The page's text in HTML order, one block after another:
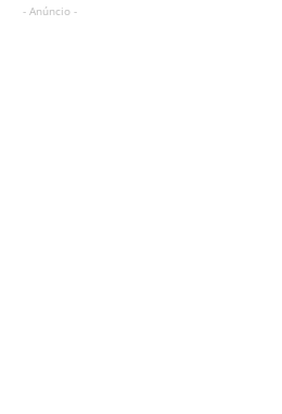
- Anúncio -